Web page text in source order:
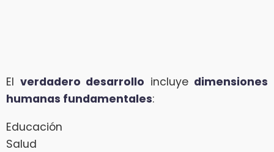
El verdadero desarrollo incluye dimensiones
humanas fundamentales:
Educación
Salud